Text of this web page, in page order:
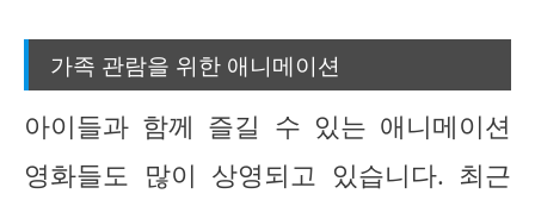
가족 관람을 위한 애니메이션
아이들과 함께 즐길 수 있는 애니메이션
영화들도 많이 상영되고 있습니다. 최근